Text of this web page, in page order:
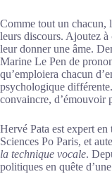
Comme tout un chacun,
leurs discours. Ajoutez
leur donner une âme.
Marine Le Pen de
qu’emploiera chacun
psychologique
convaincre, d’émouvoir
Hervé Pata est expert
Sciences Po Paris, et
la technique vocale.
politiques en quête